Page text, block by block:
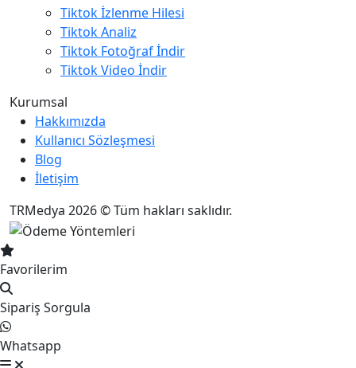
Tiktok İzlenme Hilesi
Tiktok Analiz
Tiktok Fotoğraf İndir
Tiktok Video İndir
Kurumsal
Hakkımızda
Kullanıcı Sözleşmesi
Blog
İletişim
TRMedya 2026 © Tüm hakları saklıdır.
Favorilerim
Sipariş Sorgula
Whatsapp